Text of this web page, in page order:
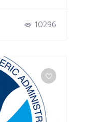
10296